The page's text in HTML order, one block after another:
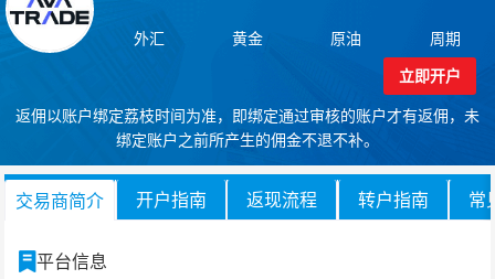
外汇 黄金 原油
周期
立即开户
返佣以账户绑定荔枝时间为准，即绑定通过审核的账户才有返佣，未
绑定账户之前所产生的佣金不退不补。
交易商简介 开户指南 返现流程 转户指南 常
平台信息